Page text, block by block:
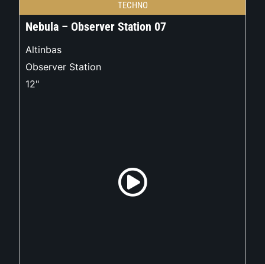
TECHNO
Nebula – Observer Station 07
Altinbas
Observer Station
12"